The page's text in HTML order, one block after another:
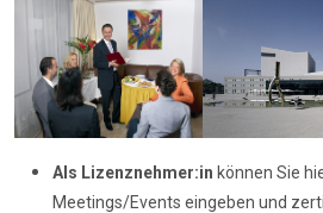
Als Lizenznehmer:in können Sie
Meetings/Events eingeben und